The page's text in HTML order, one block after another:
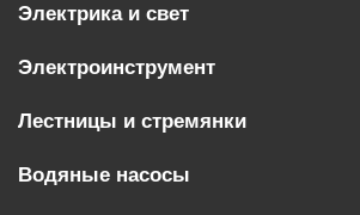
Электрика и свет
Электроинструмент
Лестницы и стремянки
Водяные насосы